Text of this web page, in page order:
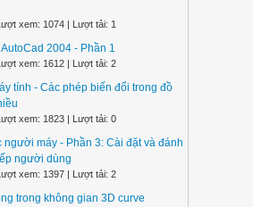
xem: 1074 | Lượt tải: 1
2004 - Phần 1
xem: 1612 | Lượt tải: 2
tính - Các phép biến đổi trong đồ
xem: 1823 | Lượt tải: 0
người máy - Phần 3: Cài đặt và đánh
người dùng
xem: 1397 | Lượt tải: 2
trong không gian 3D curve